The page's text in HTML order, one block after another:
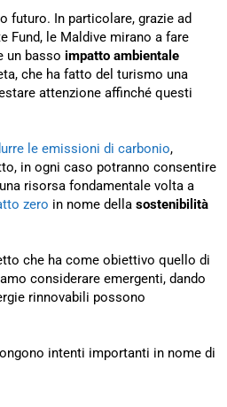
futuro. In particolare, grazie ad
Fund, le Maldive mirano a fare
un basso impatto ambientale
che ha fatto del turismo una
attenzione affinché questi
le emissioni di carbonio,
in ogni caso potranno consentire
risorsa fondamentale volta a
zero in nome della sostenibilità
che ha come obiettivo quello di
considerare emergenti, dando
rinnovabili possono
intenti importanti in nome di